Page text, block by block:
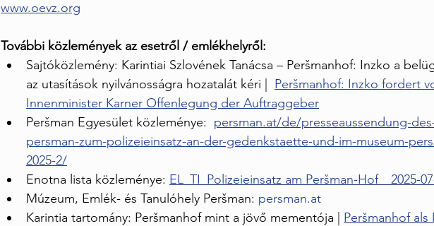
www.oevz.org
További közlemények az esetről / emlékhelyről:
Sajtóközlemény: Karintiai Szlovének Tanácsa – Peršmanhof: Inzko a
az utasítások nyilvánosságra hozatalát kéri | Peršmanhof: Inzko fordert
Innenminister Karner Offenlegung der Auftraggeber
Peršman Egyesület közleménye: persman.at/de/presseaussendung-
persman-zum-polizeieinsatz-an-der-gedenkstaette-und-im-museum-
2025-2/
Enotna lista közleménye: EL_TI_Polizeieinsatz am Peršman-Hof__2025-
Múzeum, Emlék- és Tanulóhely Peršman: persman.at
Karintia tartomány: Peršmanhof mint a jövő mementója | Peršmanhof